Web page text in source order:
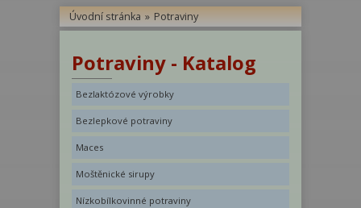
Úvodní stránka » Potraviny
Potraviny - Katalog
Bezlaktózové výrobky
Bezlepkové potraviny
Maces
Moštěnické sirupy
Nízkobílkovinné potraviny